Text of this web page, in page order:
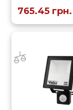
765.45 грн.